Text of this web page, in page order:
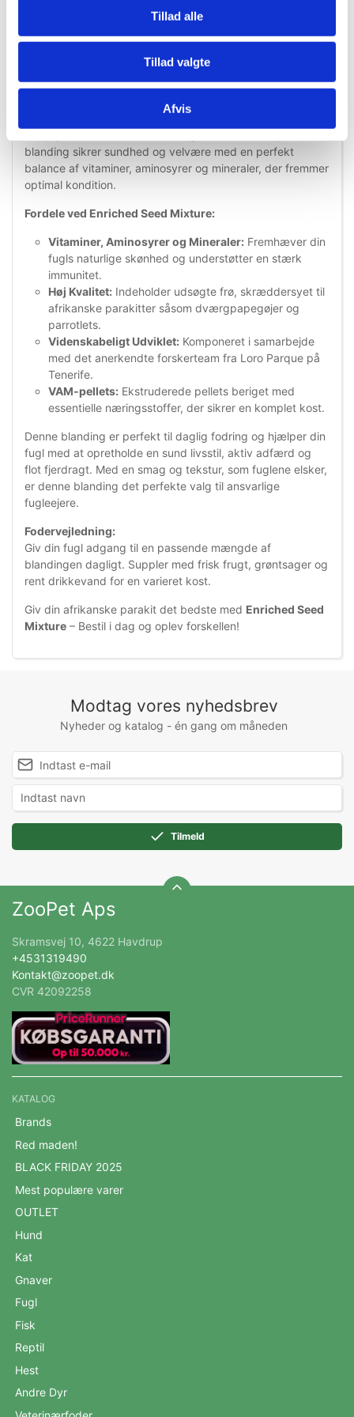
Tillad alle
Tillad valgte
Afvis
Enriched Seed Mixture – Perfekt ernæring til afrikanske
parakitter
Giv dine afrikanske parakitter det bedste med
blanding sikrer sundhed og velvære med en perfekt
balance af vitaminer, aminosyrer og mineraler, der fremmer
optimal kondition.
Fordele ved Enriched Seed Mixture:
Vitaminer, Aminosyrer og Mineraler: Fremhæver din
fugls naturlige skønhed og understøtter en stærk
immunitet.
Høj Kvalitet: Indeholder udsøgte frø, skræddersyet til
afrikanske parakitter såsom dværgpapegøjer og
parrotlets.
Videnskabeligt Udviklet: Komponeret i samarbejde
med det anerkendte forskerteam fra Loro Parque på
Tenerife.
VAM-pellets: Ekstruderede pellets beriget med
essentielle næringsstoffer, der sikrer en komplet kost.
Denne blanding er perfekt til daglig fodring og hjælper din
fugl med at opretholde en sund livsstil, aktiv adfærd og
flot fjerdragt. Med en smag og tekstur, som fuglene elsker,
er denne blanding det perfekte valg til ansvarlige
fugleejere.
Fodervejledning:
Giv din fugl adgang til en passende mængde af
blandingen dagligt. Suppler med frisk frugt, grøntsager og
rent drikkevand for en varieret kost.
Giv din afrikanske parakit det bedste med Enriched Seed
Mixture – Bestil i dag og oplev forskellen!
Modtag vores nyhedsbrev
Nyheder og katalog - én gang om måneden
Tilmeld
ZooPet Aps
Skramsvej 10, 4622 Havdrup
+4531319490
Kontakt@zoopet.dk
CVR 42092258
KATALOG
Brands
Red maden!
BLACK FRIDAY 2025
Mest populære varer
OUTLET
Hund
Kat
Gnaver
Fugl
Fisk
Reptil
Hest
Andre Dyr